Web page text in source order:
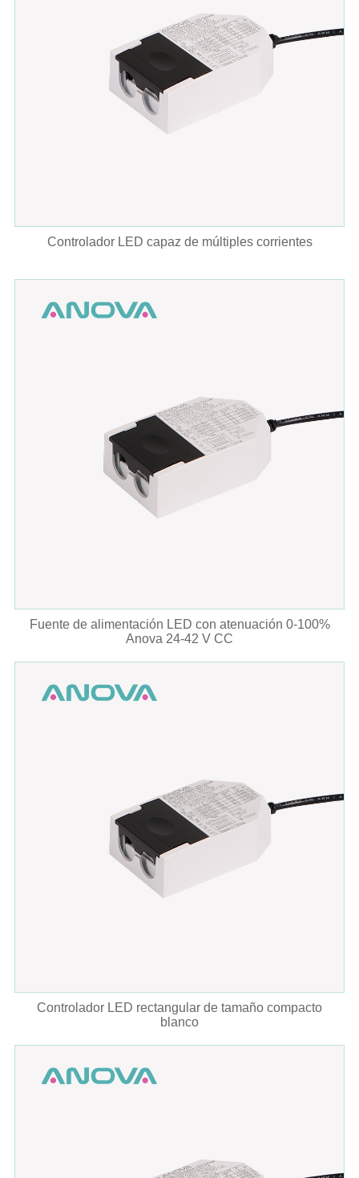
Controlador LED capaz de múltiples corrientes
Fuente de alimentación LED con atenuación 0-100%
Anova 24-42 V CC
Controlador LED rectangular de tamaño compacto
blanco